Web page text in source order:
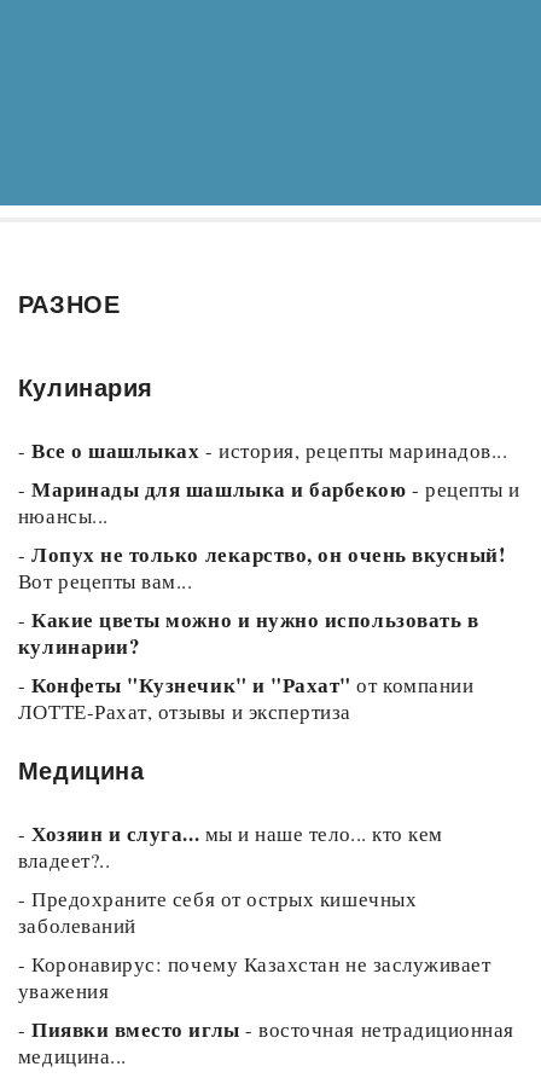
РАЗНОЕ
Кулинария
- Все о шашлыках - история, рецепты маринадов...
- Маринады для шашлыка и барбекою - рецепты и
нюансы...
- Лопух не только лекарство, он очень вкусный!
Вот рецепты вам...
- Какие цветы можно и нужно использовать в
кулинарии?
- Конфеты "Кузнечик" и "Рахат" от компании
ЛОТТЕ-Рахат, отзывы и экспертиза
Медицина
- Хозяин и слуга... мы и наше тело... кто кем
владеет?..
- Предохраните себя от острых кишечных
заболеваний
- Коронавирус: почему Казахстан не заслуживает
уважения
- Пиявки вместо иглы - восточная нетрадиционная
медицина...